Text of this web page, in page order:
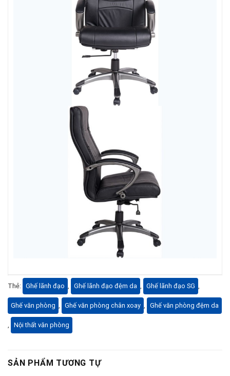
Thẻ: Ghế lãnh đạo Ghế lãnh đạo đệm da Ghế lãnh đạo SG
Ghế văn phòng Ghế văn phòng chân xoay Ghế văn phòng đệm da
Nội thất văn phòng
SẢN PHẨM TƯƠNG TỰ